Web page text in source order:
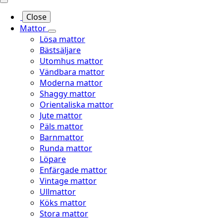
Close
Mattor
Lösa mattor
Bästsäljare
Utomhus mattor
Vändbara mattor
Moderna mattor
Shaggy mattor
Orientaliska mattor
Jute mattor
Päls mattor
Barnmattor
Runda mattor
Löpare
Enfärgade mattor
Vintage mattor
Ullmattor
Köks mattor
Stora mattor